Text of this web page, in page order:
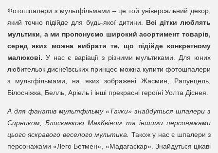
Фотошпалери з мультфільмами – це той універсальний декор,
який точно підійде для будь-якої дитини.
Всі дітки люблять
мультики, а ми пропонуємо широкий асортимент товарів,
серед яких можна вибрати те, що підійде конкретному
малюкові. У нас є варіації з різними мультиками. Для юних
любительок диснеївських принцес можна купити фотошпалери
з мультфільмами, на яких зображені Жасмин, Рапунцель,
Білосніжка, Белль, Аріель і інші прекрасні героїні Уолта Діснея.
А для фанатів мультфільму «Тачки» знайдуться шпалери з
Сирником, Блискавкою МакКвіном та іншими персонажами
цього яскравого веселого мультика.
Також у нас є шпалери з
персонажами «Лего Бетмен», «Мадагаскар». Знайдуться цікаві